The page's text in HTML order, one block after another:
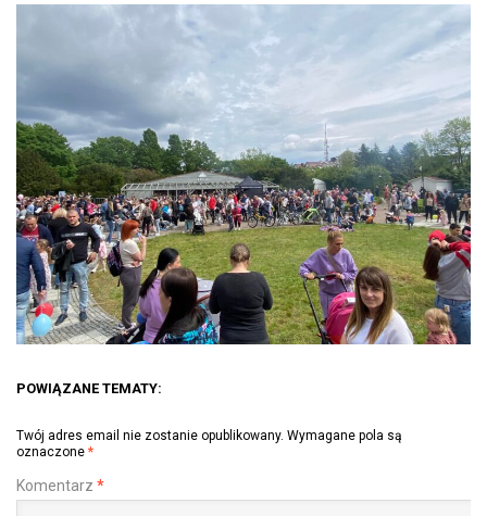
POWIĄZANE TEMATY:
Twój adres email nie zostanie opublikowany. Wymagane pola są
oznaczone *
Komentarz *